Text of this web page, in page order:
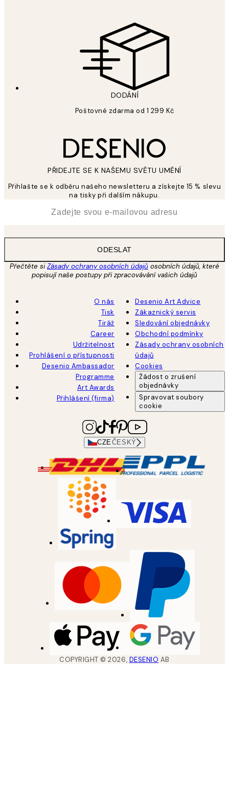
DODÁNÍ
Poštovné zdarma od 1 299 Kč
PŘIDEJTE SE K NAŠEMU SVĚTU UMĚNÍ
Přihlašte se k odběru našeho newsletteru a získejte 15 % slevu
na tisky při dalším nákupu.
ODESLAT
Přečtěte siZásady ochrany osobních údajů osobních údajů, které
popisují naše postupy při zpracovávání vašich údajů
O nás
Tisk
Tiráž
Career
Udržitelnost
Prohlášení o přístupnosti
Desenio Ambassador
Programme
Art Awards
Přihlášení (firma)
Desenio Art Advice
Zákaznický servis
Sledování objednávky
Obchodní podmínky
Zásady ochrany osobních
údajů
Cookies
Žádost o zrušení
objednávky
Spravovat soubory
cookie
CZEČESKÝ
COPYRIGHT ©2026, DESENIO AB